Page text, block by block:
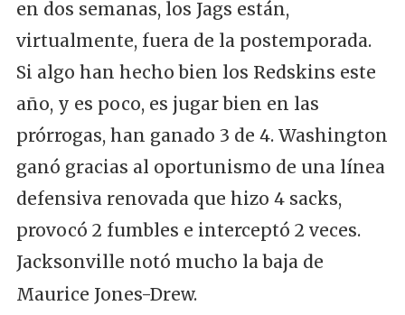
en dos semanas, los Jags están,
virtualmente, fuera de la postemporada.
Si algo han hecho bien los Redskins este
año, y es poco, es jugar bien en las
prórrogas, han ganado 3 de 4. Washington
ganó gracias al oportunismo de una línea
defensiva renovada que hizo 4 sacks,
provocó 2 fumbles e interceptó 2 veces.
Jacksonville notó mucho la baja de
Maurice Jones-Drew.